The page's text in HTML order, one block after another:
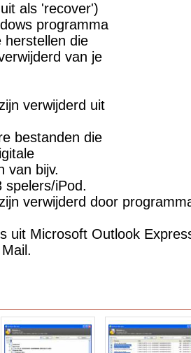
als 'recover')
programma
herstellen die
van je
verwijderd uit
bestanden die
van bijv.
spelers/iPod.
verwijderd door
uit Microsoft Outlook